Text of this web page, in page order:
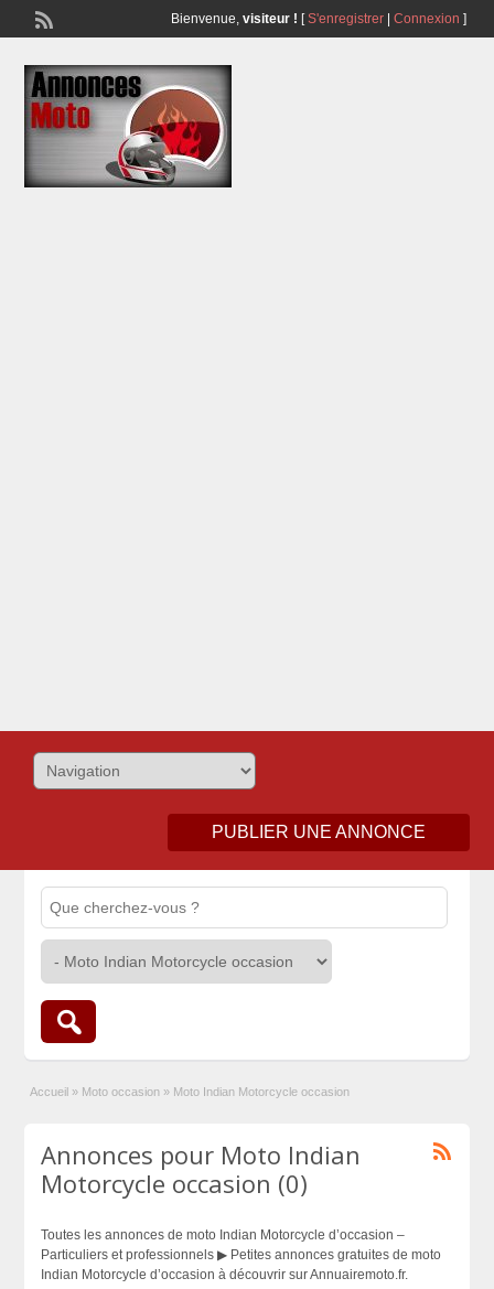
Bienvenue, visiteur ! [S'enregistrer| Connexion ]
PUBLIER UNE ANNONCE
Accueil » Moto occasion » Moto Indian Motorcycle occasion
Annonces pour Moto Indian
Motorcycle occasion (0)
Toutes les annonces de moto Indian Motorcycle d’occasion –
Particuliers et professionnels ▶ Petites annonces gratuites de moto
Indian Motorcycle d’occasion à découvrir sur Annuairemoto.fr.